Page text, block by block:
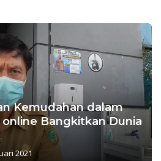
Kemudahan dalam
Bangkitkan Dunia
2021